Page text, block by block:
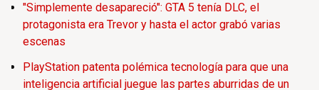
"Simplemente desapareció": GTA 5 tenía DLC, el
protagonista era Trevor y hasta el actor grabó varias
escenas
PlayStation patenta polémica tecnología para que una
inteligencia artificial juegue las partes aburridas de un